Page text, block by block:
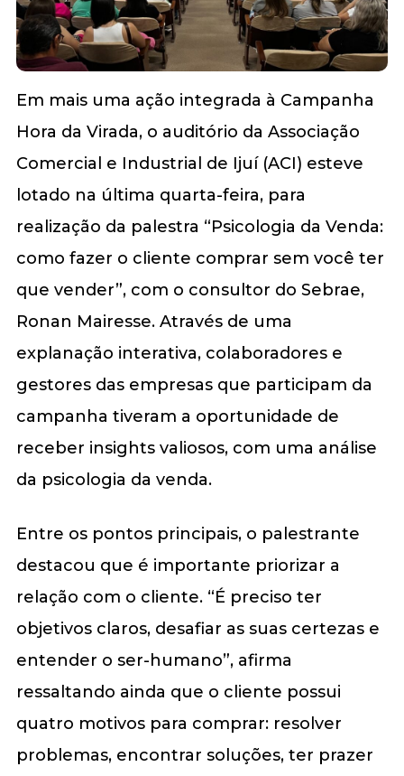
Em mais uma ação integrada à Campanha
Hora da Virada, o auditório da Associação
Comercial e Industrial de Ijuí (ACI) esteve
lotado na última quarta-feira, para
realização da palestra “Psicologia da Venda:
como fazer o cliente comprar sem você ter
que vender”, com o consultor do Sebrae,
Ronan Mairesse. Através de uma
explanação interativa, colaboradores e
gestores das empresas que participam da
campanha tiveram a oportunidade de
receber insights valiosos, com uma análise
da psicologia da venda.
Entre os pontos principais, o palestrante
destacou que é importante priorizar a
relação com o cliente. “É preciso ter
objetivos claros, desafiar as suas certezas e
entender o ser-humano”, afirma
ressaltando ainda que o cliente possui
quatro motivos para comprar: resolver
problemas, encontrar soluções, ter prazer